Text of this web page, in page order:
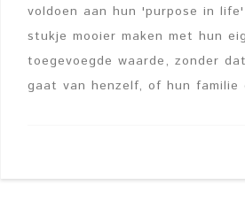
voldoen aan hun 'purpose in
stukje mooier maken met hun
toegevoegde waarde, zonder
gaat van henzelf, of hun familie